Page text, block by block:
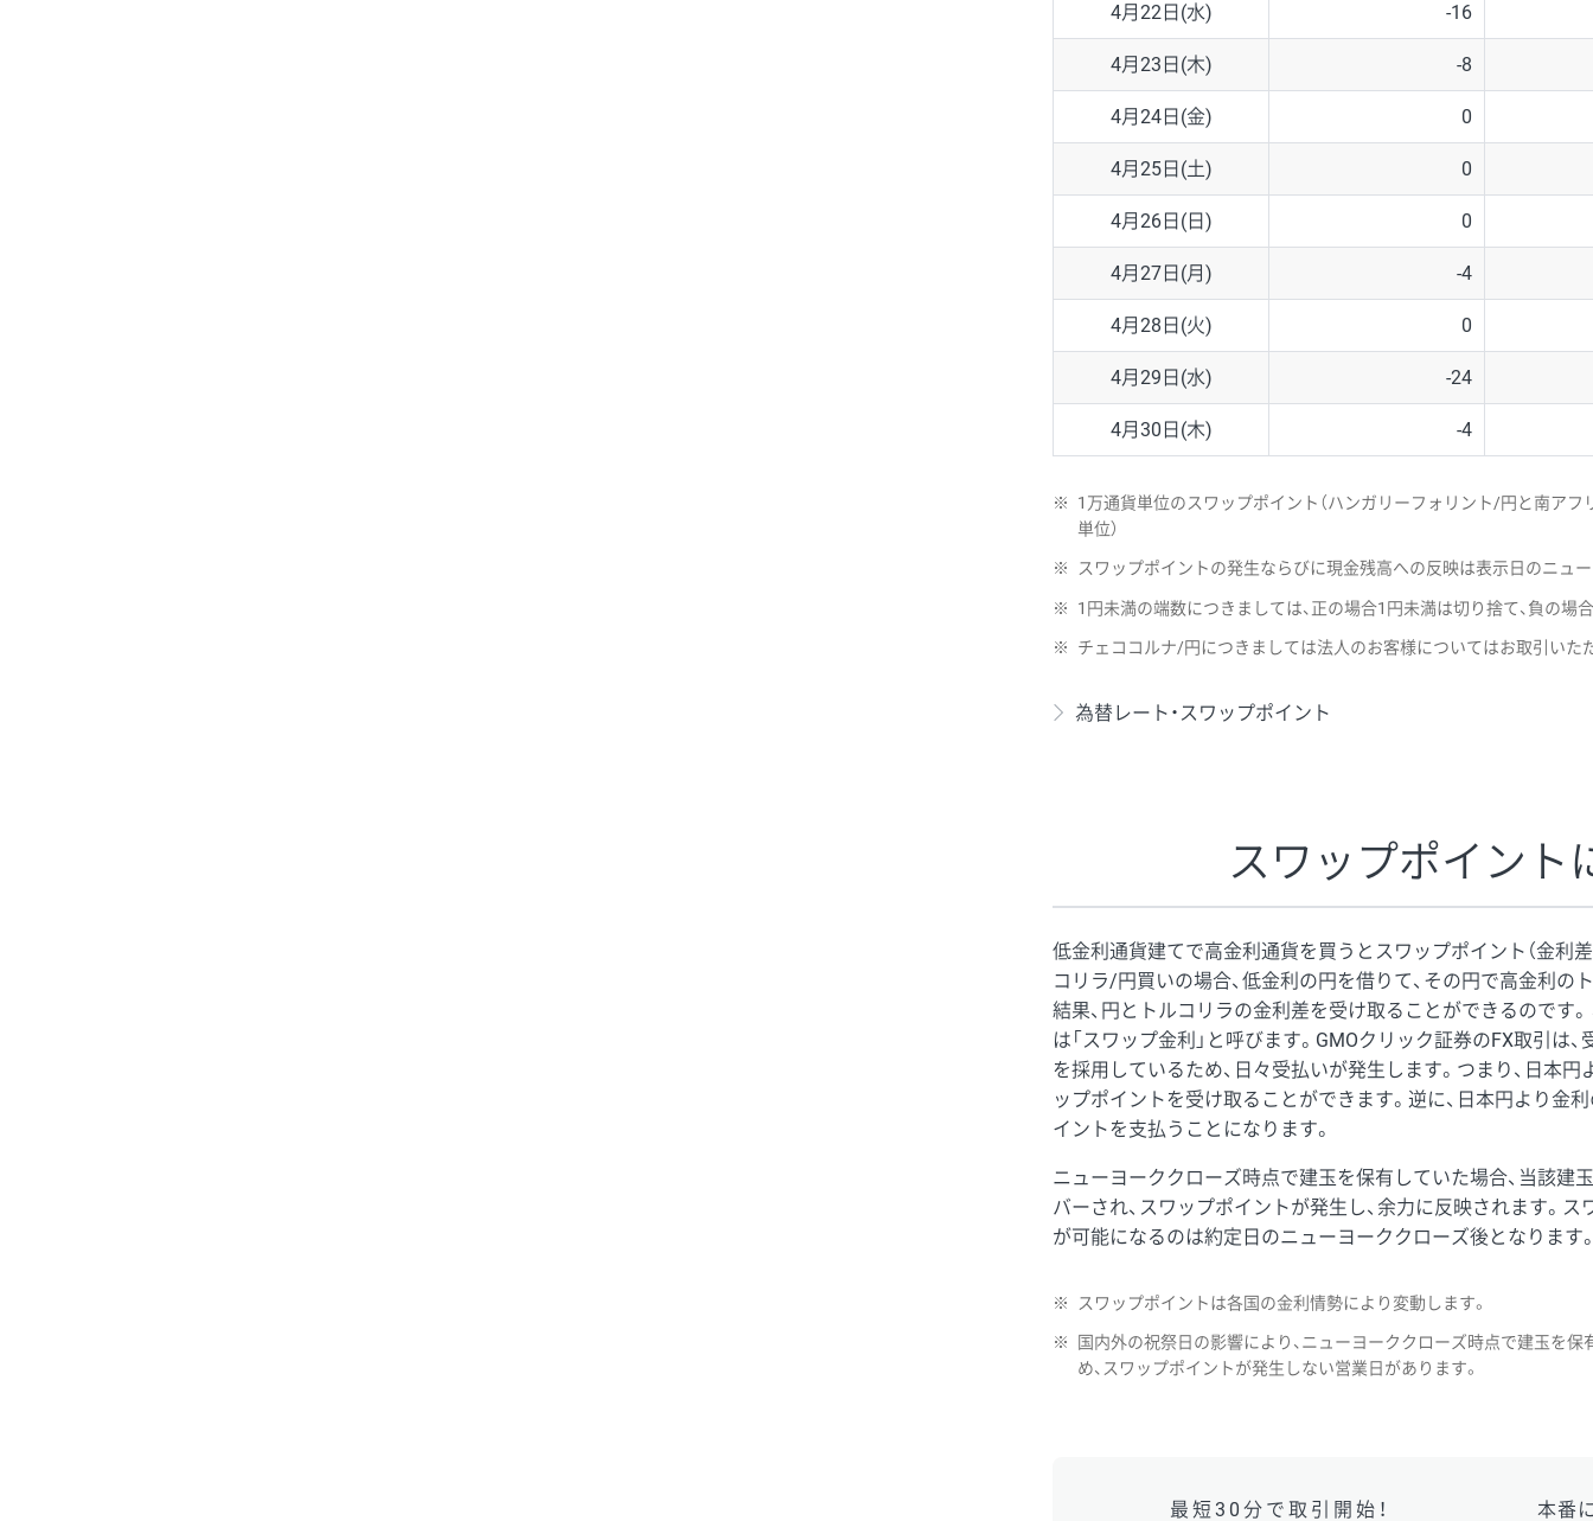
4月22日(水) -16
4月23日(木) -8
4月24日(金) 0
4月25日(土) 0
4月26日(日) 0
4月27日(月) -4
4月28日(火) 0
4月29日(水) -24
4月30日(木) -4
※
1万通貨単位のスワップポイント（ハンガリーフォリント/円と南ア
単位）
※ スワップポイントの発生ならびに現金残高への反映は表示日のニュ
※ 1円未満の端数につきましては、正の場合1円未満は切り捨て、負の場
※ チェココルナ/円につきましては法人のお客様についてはお取引いた
為替レート・スワップポイント
スワップポイント
低金利通貨建てで高金利通貨を買うとスワップポイント（金利
コリラ/円買いの場合、低金利の円を借りて、その円で高金利の
結果、円とトルコリラの金利差を受け取ることができるのです
は「スワップ金利」と呼びます。GMOクリック証券のFX取引は
を採用しているため、日々受払いが発生します。つまり、日本
ップポイントを受け取ることができます。逆に、日本円より金
イントを支払うことになります。
ニューヨーククローズ時点で建玉を保有していた場合、当該建
バーされ、スワップポイントが発生し、余力に反映されます。
が可能になるのは約定日のニューヨーククローズ後となります
※ スワップポイントは各国の金利情勢により変動します。
※
国内外の祝祭日の影響により、ニューヨーククローズ時点で建玉を
め、スワップポイントが発生しない営業日があります。
最短30分で取引開始！ 本番